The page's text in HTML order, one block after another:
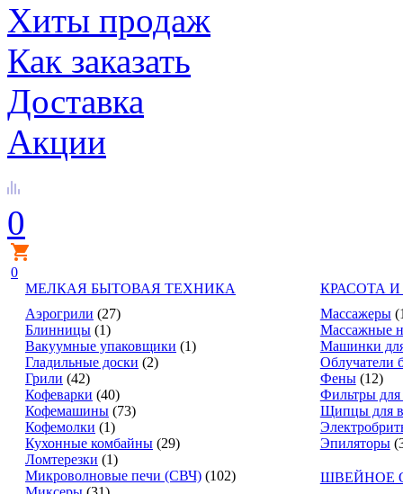
Хиты продаж
Как заказать
Доставка
Акции
0
0
МЕЛКАЯ БЫТОВАЯ ТЕХНИКА
Аэрогрили (27)
Блинницы (1)
Вакуумные упаковщики (1)
Гладильные доски (2)
Грили (42)
Кофеварки (40)
Кофемашины (73)
Кофемолки (1)
Кухонные комбайны (29)
Ломтерезки (1)
Микроволновые печи (СВЧ) (102)
КРАСОТА И
Массажеры
Массажные
Машинки
Облучатели
Фены (12)
Фильтры
Щипцы для
Эпиляторы
ШВЕЙНОЕ